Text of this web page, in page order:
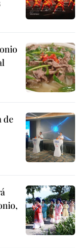
de